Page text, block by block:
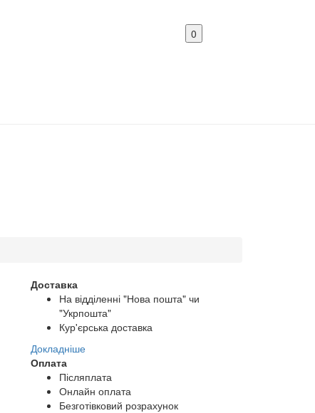
0
Доставка
На відділенні "Нова пошта" чи
"Укрпошта"
Кур'єрська доставка
Докладніше
Оплата
Післяплата
Онлайн оплата
Безготівковий розрахунок